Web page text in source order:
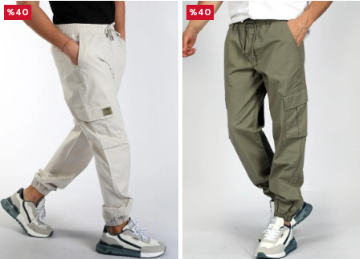
%40 %40